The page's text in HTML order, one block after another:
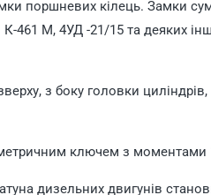
поршневих кілець. Замки
461 М, 4УД -21/15 та деяких
з боку головки
ключем з моментами
дизельних двигунів